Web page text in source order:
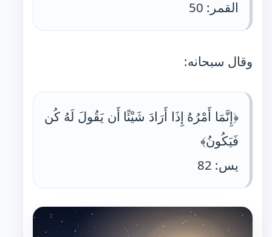
القمر: 50
وقال سبحانه:
﴿إِنَّمَا أَمْرُهُ إِذَا أَرَادَ شَيْئًا أَن يَقُولَ لَهُ كُن
فَيَكُونُ﴾
يس: 82